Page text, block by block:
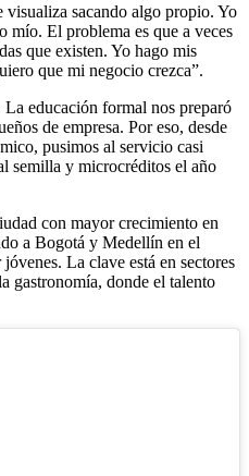
visualiza sacando algo propio. Yo
mío. El problema es que a veces
que existen. Yo hago mis
que mi negocio crezca”.
La educación formal nos preparó
de empresa. Por eso, desde
pusimos al servicio casi
semilla y microcréditos el año
con mayor crecimiento en
a Bogotá y Medellín en el
La clave está en sectores
gastronomía, donde el talento